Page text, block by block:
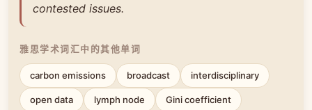
contested issues.
雅思学术词汇中的其他单词
carbon emissions broadcast interdisciplinary
open data lymph node Gini coefficient